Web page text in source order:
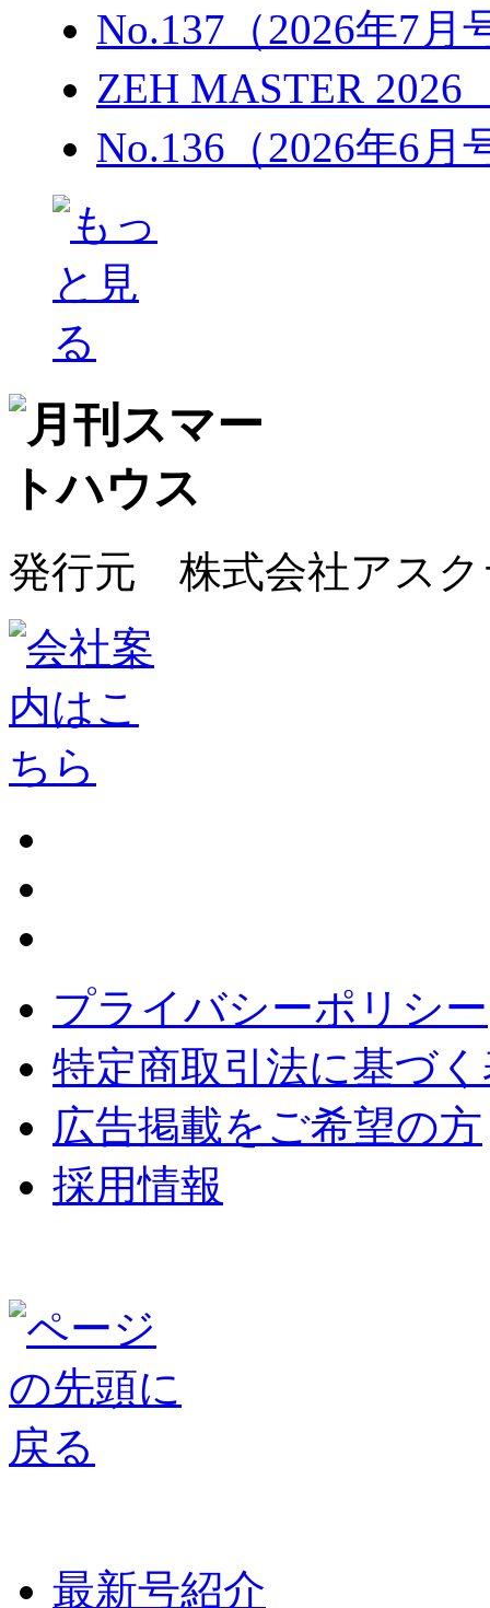
No.137（2026年7月
ZEH MASTER
No.136（2026年6月
発行元 株式会社アスク
プライバシーポリシー
特定商取引法に基づ
広告掲載をご希望の方
採用情報
最新号紹介